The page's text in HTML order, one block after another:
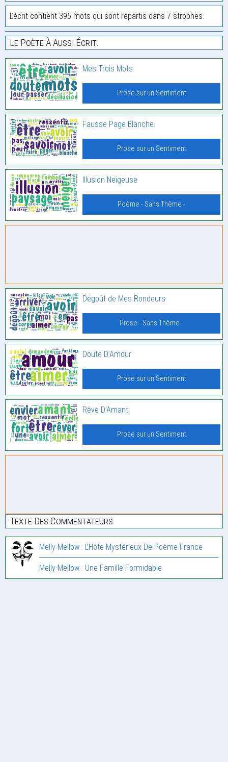
L'écrit contient 395 mots qui sont répartis dans 7 strophes.
Le Poète À Aussi Écrit:
Mes Trois Mots
Prose sur un Sentiment
Fausse Page Blanche.
Prose sur un Sentiment
Illusion Neigeuse
Poème - Sans Thème -
Dégoût de Mes Rondeurs
Prose - Sans Thème -
Doute D’Amour
Prose sur un Sentiment
Rêve D’Amant
Prose sur un Sentiment
Texte Des Commentateurs
Melly-Mellow : L’Hôte Mystérieux De Poème-France
Melly-Mellow : Une Famille Formidable